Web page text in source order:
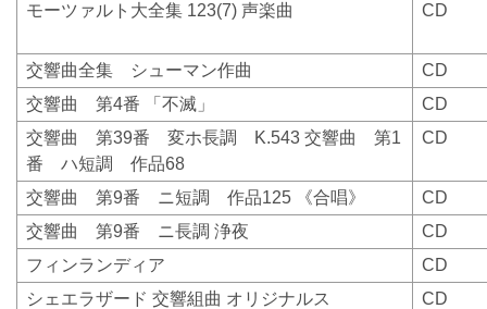
モーツァルト大全集 123(7) 声楽曲 CD
交響曲全集 シューマン作曲
CD
交響曲 第4番 「不滅」
CD
交響曲 第39番 変ホ長調 K.543 交響曲 第1
番 ハ短調 作品68
CD
交響曲 第9番 ニ短調 作品125 《合唱》
CD
交響曲 第9番 ニ長調 浄夜
CD
フィンランディア
CD
シェエラザード 交響組曲 オリジナルス
CD